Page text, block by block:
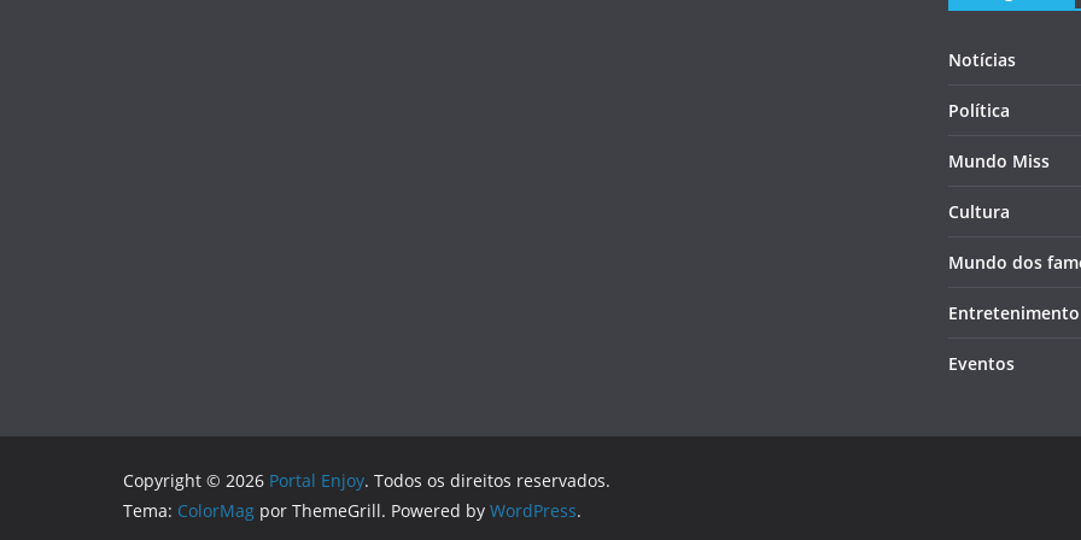
Notícias
Política
Mundo Miss
Cultura
Mundo dos
Entretenimento
Eventos
Copyright © 2026 Portal Enjoy. Todos os direitos reservados.
Tema: ColorMag por ThemeGrill. Powered by WordPress.